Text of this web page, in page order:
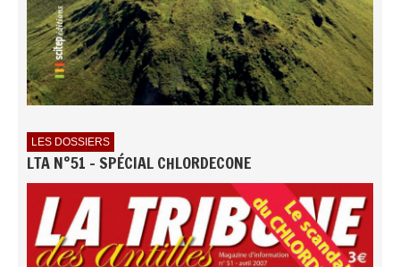
LES DOSSIERS
LTA N°51 - SPÉCIAL CHLORDECONE